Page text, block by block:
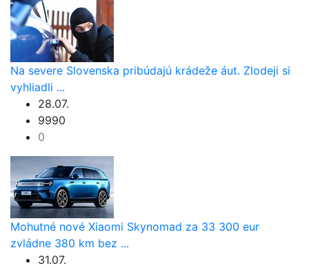
Na severe Slovenska pribúdajú krádeže áut. Zlodeji si
vyhliadli ...
28.07.
9990
0
Mohutné nové Xiaomi Skynomad za 33 300 eur
zvládne 380 km bez ...
31.07.